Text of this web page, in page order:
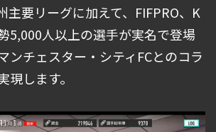
主要リーグに加えて、FIFPRO、K
5,000人以上の選手が実名で登場
ンチェスター・シティFCとのコラ
現します。